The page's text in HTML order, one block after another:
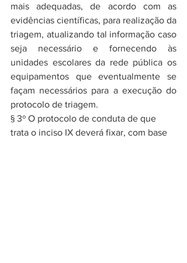
mais adequadas, de acordo com as
evidências científicas, para realização da
triagem, atualizando tal informação caso
seja necessário e fornecendo às
unidades escolares da rede pública os
equipamentos que eventualmente se
façam necessários para a execução do
protocolo de triagem.
§ 3º O protocolo de conduta de que
trata o inciso IX deverá fixar, com base